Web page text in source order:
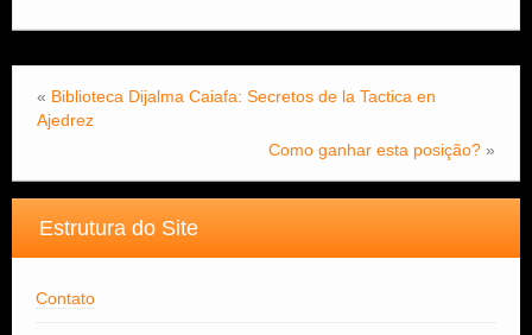
« Biblioteca Dijalma Caiafa: Secretos de la Tactica en
Ajedrez
Como ganhar esta posição? »
Estrutura do Site
Contato